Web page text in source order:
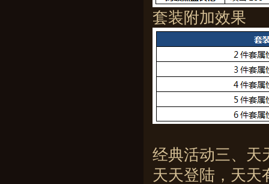
套装附加效果
经典活动三、天
天天登陆，天天